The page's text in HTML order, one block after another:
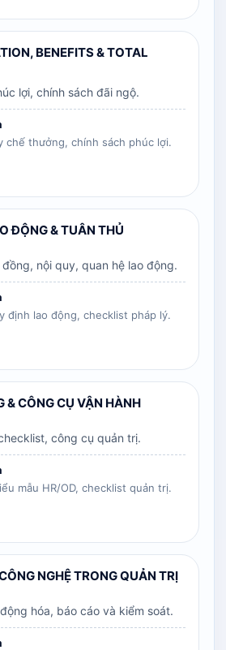
BENEFITS & TOTAL
lợi, chính sách đãi ngộ.
chế thưởng, chính sách phúc lợi.
ĐỘNG & TUÂN THỦ
nội quy, quan hệ lao động.
định lao động, checklist pháp lý.
& CÔNG CỤ VẬN HÀNH
công cụ quản trị.
mẫu HR/OD, checklist quản trị.
NGHỆ TRONG QUẢN TRỊ
hóa, báo cáo và kiểm soát.